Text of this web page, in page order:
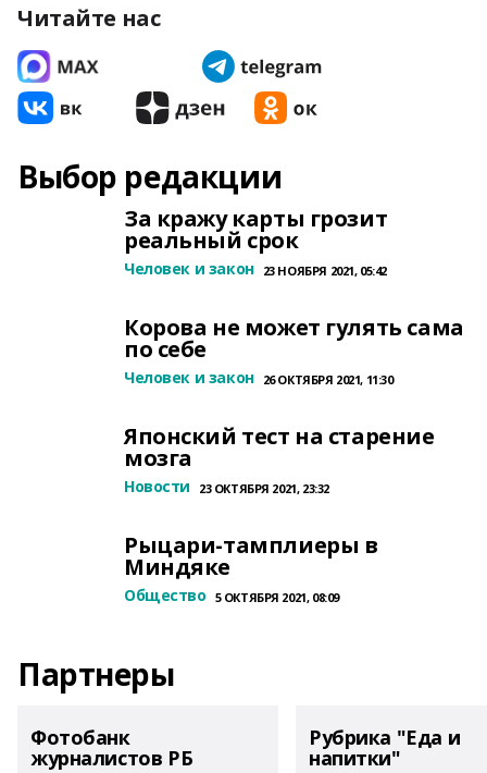
Читайте нас
Выбор редакции
За кражу карты грозит
реальный срок
Человек и закон 23 НОЯБРЯ 2021, 05:42
Корова не может гулять сама
по себе
Человек и закон 26 ОКТЯБРЯ 2021, 11:30
Японский тест на старение
мозга
Новости 23 ОКТЯБРЯ 2021, 23:32
Рыцари-тамплиеры в
Миндяке
Общество 5 ОКТЯБРЯ 2021, 08:09
Партнеры
Фотобанк
журналистов РБ
Рубрика "Еда и
напитки"